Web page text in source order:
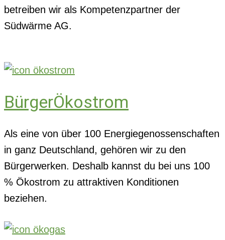
betreiben wir als Kompetenzpartner der
Südwärme AG.
BürgerÖkostrom
Als eine von über 100 Energiegenossenschaften
in ganz Deutschland, gehören wir zu den
Bürgerwerken. Deshalb kannst du bei uns 100
% Ökostrom zu attraktiven Konditionen
beziehen.